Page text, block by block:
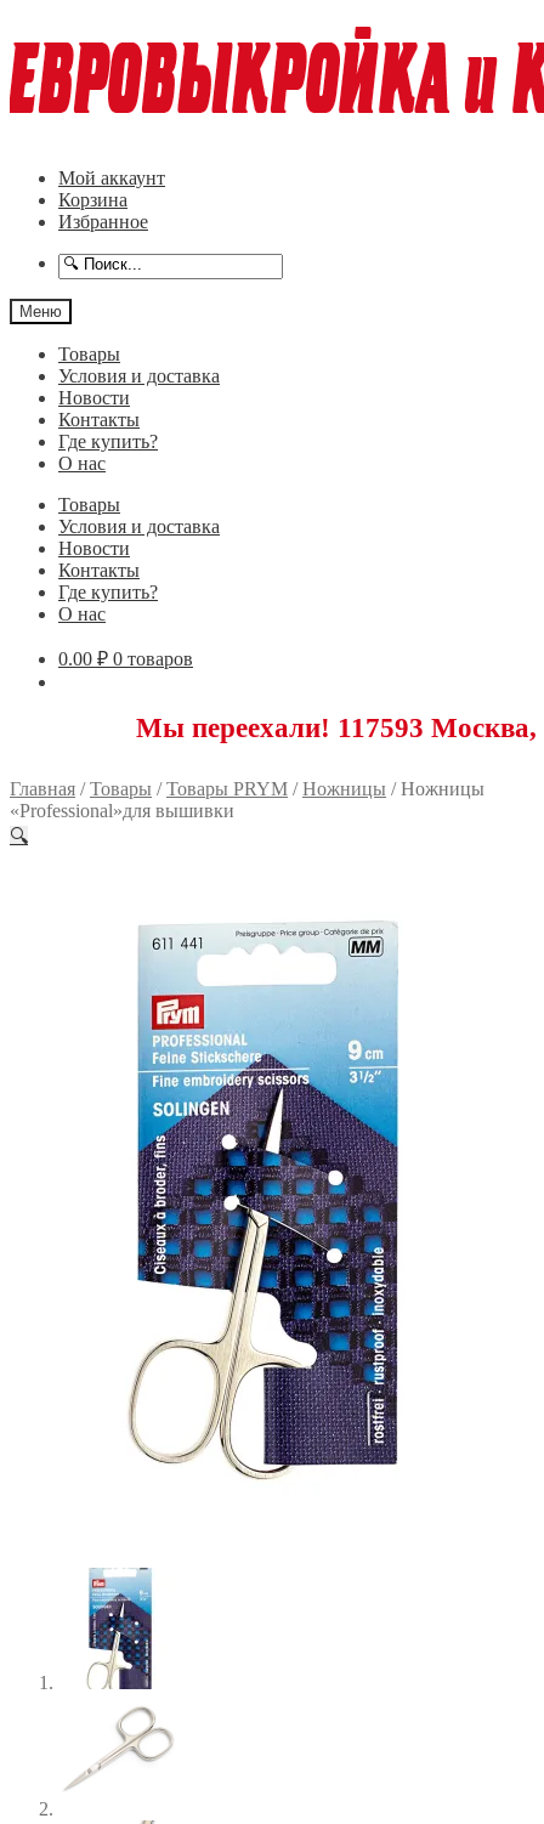
к
навигации
к
содержимому
Мой аккаунт
Корзина
Избранное
Меню
Товары
Условия и доставка
Новости
Контакты
Где купить?
О нас
Товары
Условия и доставка
Новости
Контакты
Где купить?
О нас
0.00 ₽ 0 товаров
Мы переехали! 117593 Москва,
Главная /Товары /Товары PRYM /Ножницы /Ножницы
«Professional»для вышивки
🔍